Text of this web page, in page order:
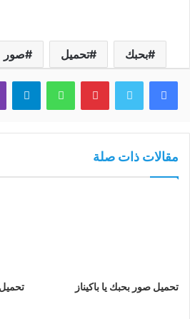
بحبك تحميل صور
فيسبوك تويتر بينتيريستواتساب
مقالات ذات صلة
تحميل صور بحبك يا باكيناز